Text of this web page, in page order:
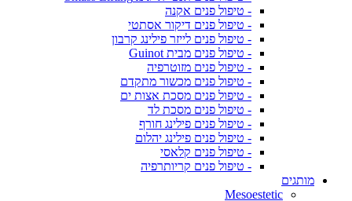
- טיפול פנים אקנה
- טיפול פנים דיקור אסתטי
- טיפול פנים לייזר פילינג קרבון
- טיפול פנים מבית Guinot
- טיפול פנים מזוטרפיה
- טיפול פנים מכשור מתקדם
- טיפול פנים מסכת אצות ים
- טיפול פנים מסכת לד
- טיפול פנים פילינג חורף
- טיפול פנים פילינג יהלום
- טיפול פנים קלאסי
- טיפול פנים קריותרפיה
מותגים
Mesoestetic